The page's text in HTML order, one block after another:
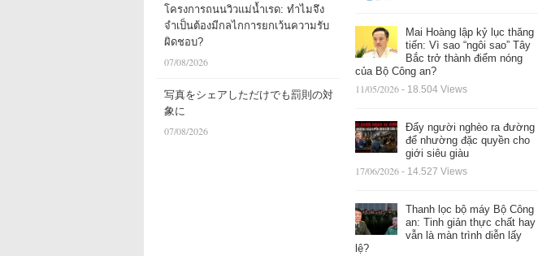
โครงการถนนวิวแม่น้ำเรด: ทำไมจึง
จำเป็นต้องมีกลไกการยกเว้นความรับ
ผิดชอบ?
07/08/2026
写真をシェアしただけでも罰則の対
象に
07/08/2026
Mai Hoàng lập kỷ lục thăng
tiến: Vì sao “ngôi sao” Tây
Bắc trở thành điểm nóng
của Bộ Công an?
11/05/2026 - 18.504 Views
Đẩy người nghèo ra đường
để nhường đặc quyền cho
giới siêu giàu
17/06/2026 - 14.527 Views
Thanh lọc bộ máy Bộ Công
an: Tinh giản thực chất hay
vẫn là màn trình diễn lấy
lệ?